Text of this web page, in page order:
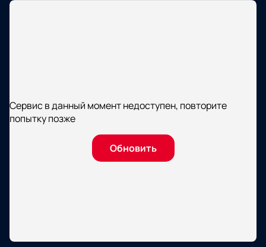
Сервис в данный момент недоступен, повторите
попытку позже
Обновить